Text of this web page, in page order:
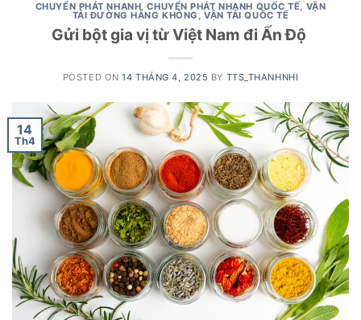
CHUYỂN PHÁT NHANH,CHUYỂN PHÁT NHANH QUỐC TẾ, VẬN
TẢI ĐƯỜNG HÀNG KHÔNG , VẬN TẢI QUỐC TẾ
Gửi bột gia vị từ Việt Nam đi Ấn Độ
POSTED ON14 THÁNG 4, 2025 BY TTS_THANHNHI
14
Th4